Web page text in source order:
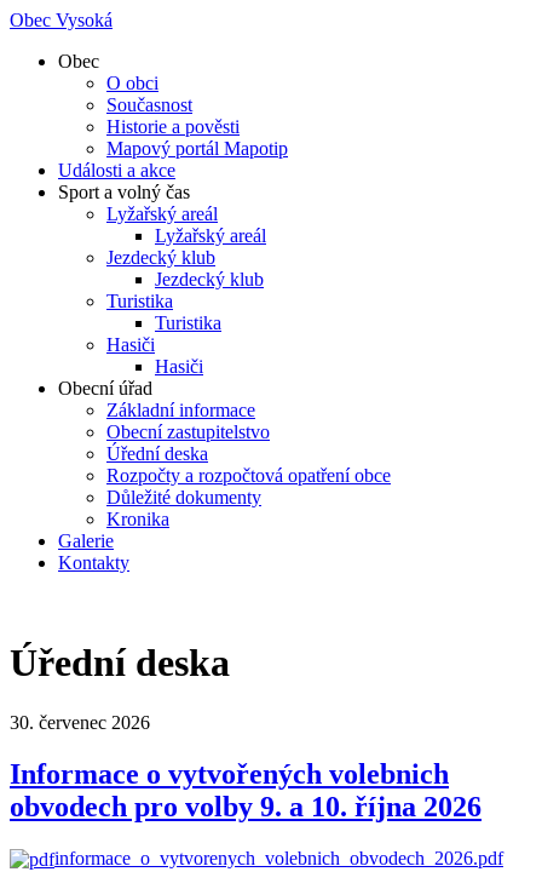
Obec Vysoká
Obec
O obci
Současnost
Historie a pověsti
Mapový portál Mapotip
Události a akce
Sport a volný čas
Lyžařský areál
Lyžařský areál
Jezdecký klub
Jezdecký klub
Turistika
Turistika
Hasiči
Hasiči
Obecní úřad
Základní informace
Obecní zastupitelstvo
Úřední deska
Rozpočty a rozpočtová opatření obce
Důležité dokumenty
Kronika
Galerie
Kontakty
Úřední deska
30. červenec 2026
Informace o vytvořených volebnich
obvodech pro volby 9. a 10. října 2026
informace_o_vytvorenych_volebnich_obvodech_2026.pdf